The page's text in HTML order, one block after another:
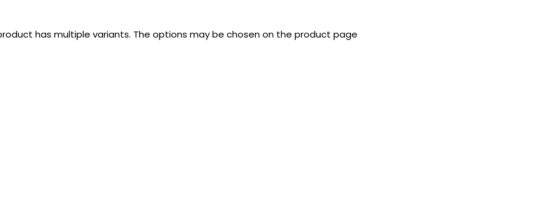
has multiple variants. The options may be chosen on the product page